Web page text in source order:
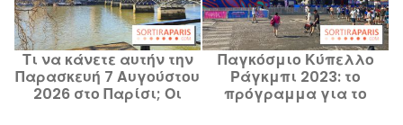
Τι να κάνετε αυτήν την
Παρασκευή 7 Αυγούστου
2026 στο Παρίσι; Οι
Παγκόσμιο Κύπελλο
Ράγκμπι 2023: το
πρόγραμμα για το